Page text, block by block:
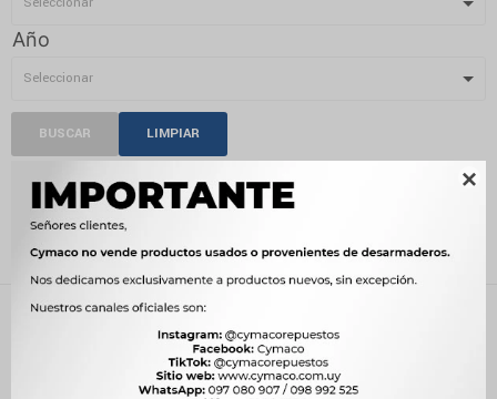

Año
BUSCAR LIMPIAR
BIELA
Recientes
Filtrando por: Motor Biela